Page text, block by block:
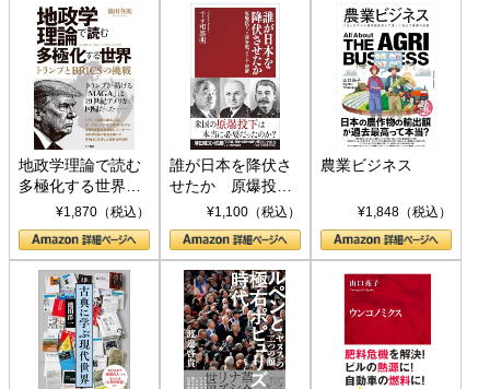
地政学理論で読む
多極化する世界：
トランプとBRICS
の挑戦
¥1,870（税込）
誰が日本を降伏さ
せたか 原爆投
下、ソ連参戦、そ
して聖断 (PHP新
書)
¥1,100（税込）
農業ビジネス
¥1,848（税込）